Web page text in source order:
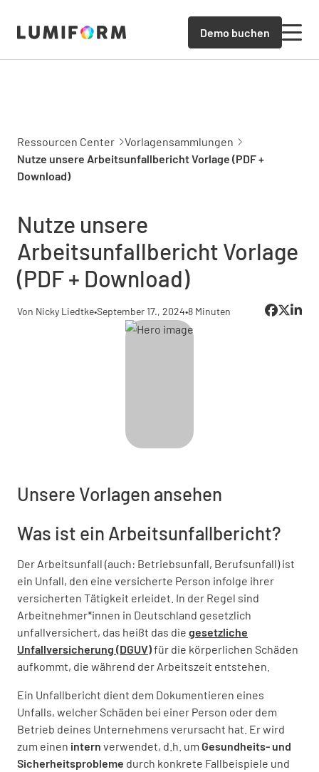
Demo buchen
Ressourcen Center
Vorlagensammlungen
Nutze unsere Arbeitsunfallbericht Vorlage (PDF +
Download)
Nutze unsere
Arbeitsunfallbericht Vorlage
(PDF + Download)
Von Nicky Liedtke•September 17., 2024•8 Minuten
Unsere Vorlagen ansehen
Was ist ein Arbeitsunfallbericht?
Der Arbeitsunfall (auch: Betriebsunfall, Berufsunfall) ist
ein Unfall, den eine versicherte Person infolge ihrer
versicherten Tätigkeit erleidet. In der Regel sind
Arbeitnehmer*innen in Deutschland gesetzlich
unfallversichert, das heißt das die gesetzliche
Unfallversicherung (DGUV)für die körperlichen Schäden
aufkommt, die während der Arbeitszeit entstehen.
Ein Unfallbericht dient dem Dokumentieren eines
Unfalls, welcher Schäden bei einer Person oder dem
Betrieb deines Unternehmens verursacht hat. Er wird
zum einen intern verwendet, d.h. um Gesundheits- und
Sicherheitsprobleme durch konkrete Fallbeispiele und